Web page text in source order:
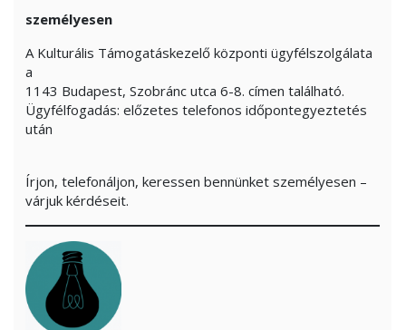
személyesen
A Kulturális Támogatáskezelő központi ügyfélszolgálata
a
1143 Budapest, Szobránc utca 6-8. címen található.
Ügyfélfogadás: előzetes telefonos időpontegyeztetés
után
Írjon, telefonáljon, keressen bennünket személyesen –
várjuk kérdéseit.